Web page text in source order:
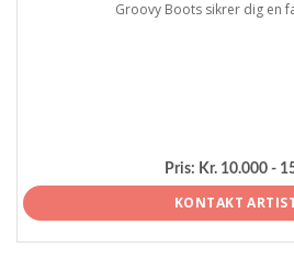
Groovy Boots sikrer dig en
Pris: Kr. 10.000 -
KONTAKT